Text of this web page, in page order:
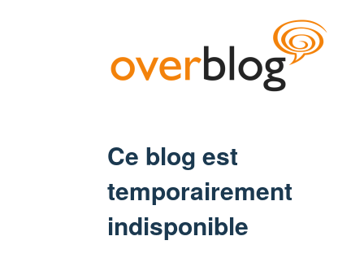
Ce blog est
temporairement
indisponible